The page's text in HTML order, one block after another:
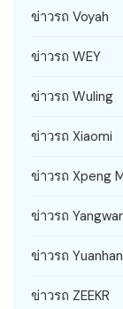
ข่าวรถ Voyah
ข่าวรถ WEY
ข่าวรถ Wuling
ข่าวรถ Xiaomi
ข่าวรถ Xpeng
ข่าวรถ
ข่าวรถ
ข่าวรถ ZEEKR